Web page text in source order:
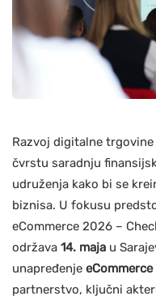
Razvoj digitalne
čvrstu saradnju
udruženja kako bi se
biznisa. U fokusu
eCommerce 2026 –
održava 14. maja u
unapređenje
partnerstvo, ključni